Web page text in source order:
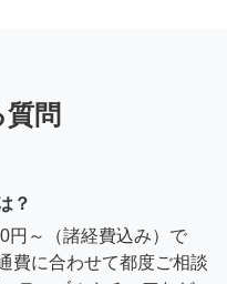
問
？
円～（諸経費込み）で
費に合わせて都度ご相談